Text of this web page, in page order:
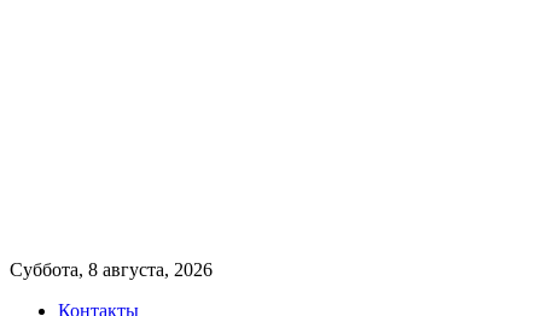
Суббота, 8 августа, 2026
Контакты